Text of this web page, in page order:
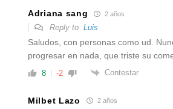
Adriana sang 2 años
Reply to Luis
Saludos, con personas como ud.
progresar en nada, que triste su
8 -2 Contestar
Milbet Lazo 2 años